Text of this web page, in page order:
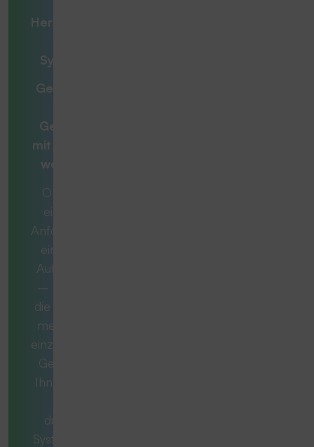
Herausforderung
Systemlösung
Gemeinsam zur
Gesamtlösung
mit
weiterdenken
Ob es sich um
eine konkrete
Anforderung oder
eine komplexe
Aufgabe handelt
– manchmal ist
die ideale Lösung
mehr als nur ein
einzelnes Produkt.
Gemeinsam mit
Ihnen entwickeln
durchdachtes
System, das exakt